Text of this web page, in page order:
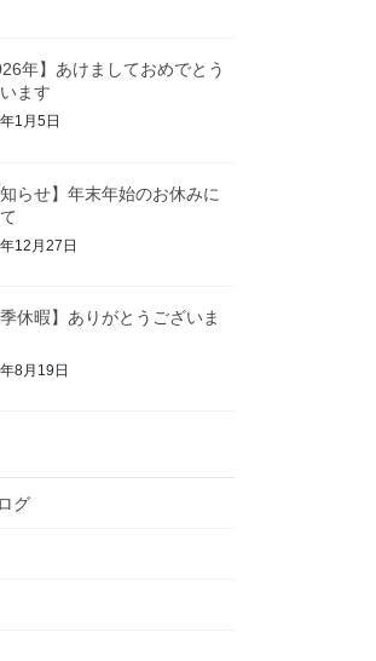
年】あけましておめでとう
ます
1月5日
知らせ】年末年始のお休みに
12月27日
季休暇】ありがとうございま
8月19日
グ